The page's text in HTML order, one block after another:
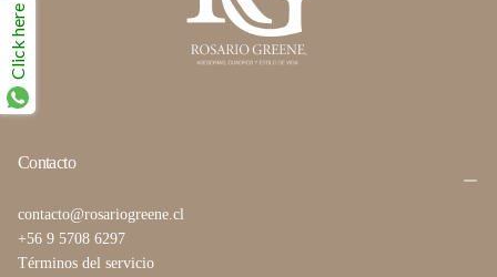
Contacto
contacto@rosariogreene.cl
+56 9 5708 6297
Términos del servicio
Click here